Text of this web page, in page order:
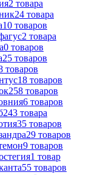
2 товара
24 товара
10 товаров
2 товара
0 товаров
25 товаров
товаров
18 товаров
258 товаров
6 товаров
243 товара
35 товаров
29 товаров
9 товаров
1 товар
55 товаров